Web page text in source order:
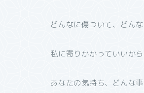
どんなに傷ついて、どんな
私に寄りかかっていいか
あなたの気持ち、どんな